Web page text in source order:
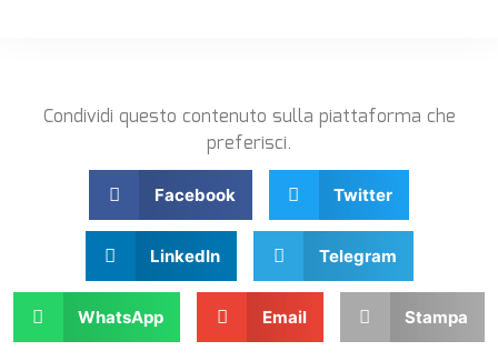
Condividi questo contenuto sulla piattaforma che
preferisci.
Facebook Twitter
LinkedIn Telegram
WhatsApp Email Stampa